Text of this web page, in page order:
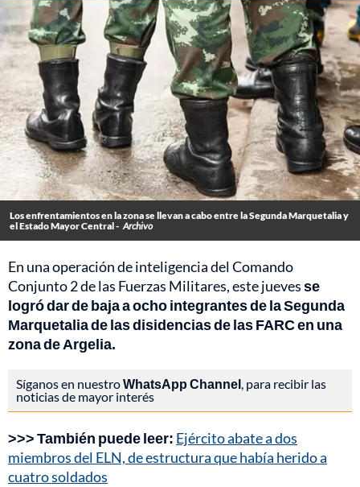
Los enfrentamientos en la zona se llevan a cabo entre la Segunda Marquetalia y
el Estado Mayor Central - Archivo
En una operación de inteligencia del Comando
Conjunto 2 de las Fuerzas Militares, este juevesse
logró dar de baja a ocho integrantes de la Segunda
Marquetalia de las disidencias de las FARC en una
zona de Argelia.
Síganos en nuestroWhatsApp Channel, para recibir las
noticias de mayor interés
>>> También puede leer: Ejército abate a dos
miembros del ELN, de estructura que había herido a
cuatro soldados